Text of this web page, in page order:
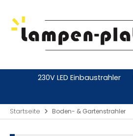
230V LED Einbaustrahler
Startseite Boden- & Gartenstrahler